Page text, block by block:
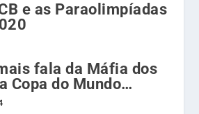
e as Paraolimpíadas
fala da Máfia dos
Copa do Mundo…